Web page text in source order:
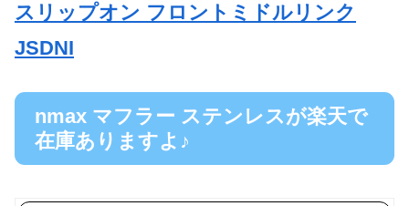
スリップオン フロントミドルリンク
JSDNI
nmax マフラー ステンレスが楽天で
在庫ありますよ♪